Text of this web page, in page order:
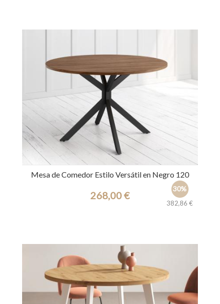
Mesa de Comedor Estilo Versátil en Negro 120
30%
382,86 €
268,00 €